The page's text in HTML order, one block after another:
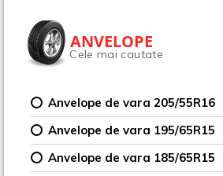
ANVELOPE
Cele mai cautate
Anvelope de vara 205/55R16
Anvelope de vara 195/65R15
Anvelope de vara 185/65R15